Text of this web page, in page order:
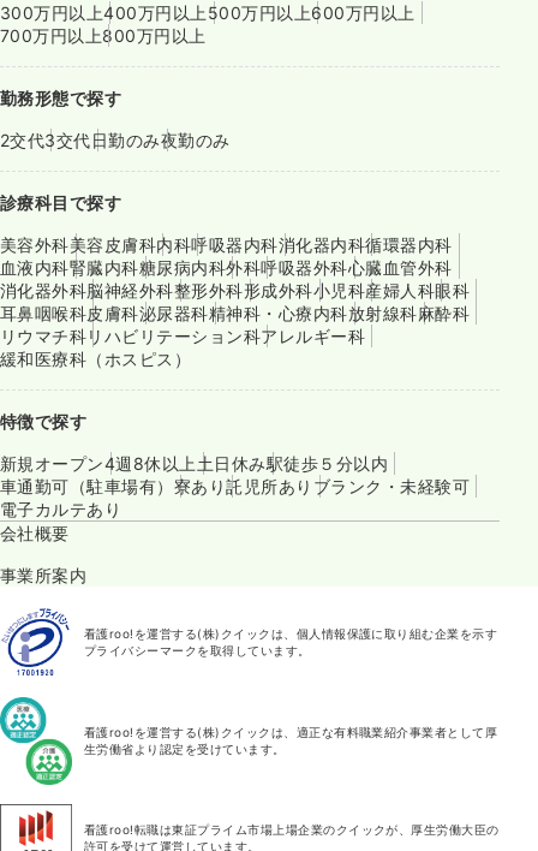
300万円以上400万円以上 500万円以上600万円以上
700万円以上800万円以上
勤務形態で探す
2交代3交代日勤のみ夜勤のみ
診療科目で探す
美容外科美容皮膚科内科呼吸器内科消化器内科循環器内科
血液内科腎臓内科糖尿病内科外科呼吸器外科心臓血管外科
消化器外科脳神経外科整形外科形成外科小児科産婦人科眼科
耳鼻咽喉科皮膚科泌尿器科精神科・心療内科放射線科麻酔科
リウマチ科リハビリテーション科アレルギー科
緩和医療科（ホスピス）
特徴で探す
新規オープン4週8休以上 土日休み駅徒歩５分以内
車通勤可（駐車場有） 寮あり託児所あり ブランク・未経験可
電子カルテあり
会社概要
事業所案内
看護roo!を運営する(株)クイックは、個人情報保護に取り組む企業を示す
プライバシーマークを取得しています。
看護roo!を運営する(株)クイックは、適正な有料職業紹介事業者として厚
生労働省より認定を受けています。
看護roo!転職は東証プライム市場上場企業のクイックが、厚生労働大臣の
許可を受けて運営しています。